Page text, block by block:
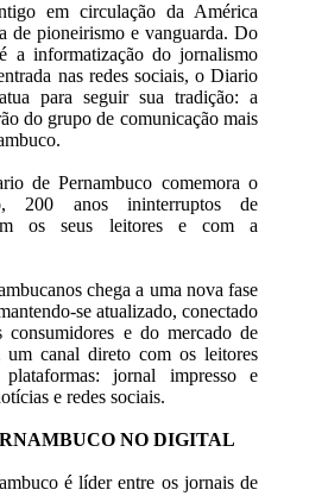
em circulação da América
de pioneirismo e vanguarda. Do
a informatização do jornalismo
nas redes sociais, o Diario
para seguir sua tradição: a
do grupo de comunicação mais
de Pernambuco comemora o
200 anos ininterruptos de
os seus leitores e com a
chega a uma nova fase
se atualizado, conectado
consumidores e do mercado de
um canal direto com os leitores
jornal impresso e
e redes sociais.
NO DIGITAL
é líder entre os jornais de